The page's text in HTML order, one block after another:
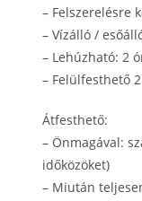
– Felszerelésre
– Vízálló /
– Lehúzható: 2
– Felülfesthető
Átfesthető:
– Önmagával:
időközöket)
– Miután